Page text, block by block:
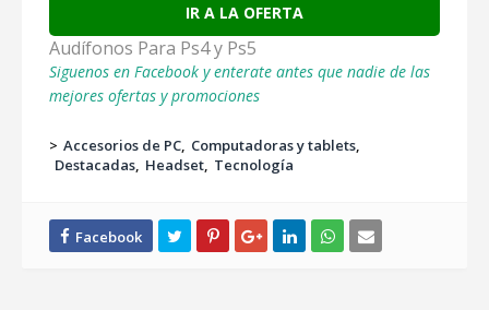
IR A LA OFERTA
Audífonos Para Ps4 y Ps5
Siguenos en Facebook y enterate antes que nadie de las
mejores ofertas y promociones
> Accesorios de PC Computadoras y tablets
Destacadas Headset Tecnología